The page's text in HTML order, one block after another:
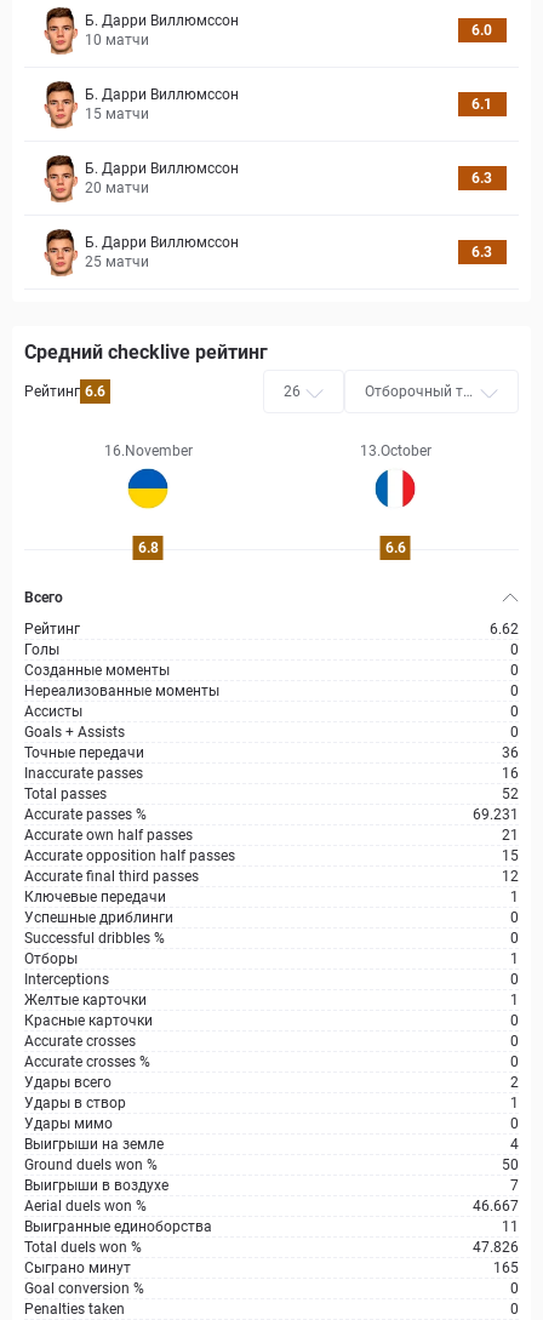
Б. Дарри Виллюмссон
10 матчи
6.0
Б. Дарри Виллюмссон
15 матчи
6.1
Б. Дарри Виллюмссон
20 матчи
6.3
Б. Дарри Виллюмссон
25 матчи
6.3
Средний checklive рейтинг
Рейтинг 6.6 26
Отборочный ту
16.November
13.October
6.8 6.6
Всего
Рейтинг
6.62
Голы
0
Созданные моменты
0
Нереализованные моменты
0
Ассисты
0
Goals + Assists
0
Точные передачи
36
Inaccurate passes
16
Total passes
52
Accurate passes %
69.231
Accurate own half passes
21
Accurate opposition half passes
15
Accurate final third passes
12
Ключевые передачи
1
Успешные дриблинги
0
Successful dribbles %
0
Отборы
1
Interceptions
0
Желтые карточки
1
Красные карточки
0
Accurate crosses
0
Accurate crosses %
0
Удары всего
2
Удары в створ
1
Удары мимо
0
Выигрыши на земле
4
Ground duels won %
50
Выигрыши в воздухе
7
Aerial duels won %
46.667
Выигранные единоборства
11
Total duels won %
47.826
Сыграно минут
165
Goal conversion %
0
Penalties taken
0